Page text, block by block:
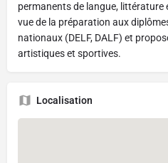
permanents de langue, littérature
vue de la préparation aux
nationaux (DELF, DALF) et
artistiques et sportives.
Localisation